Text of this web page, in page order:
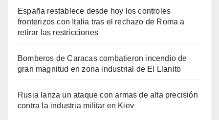
España restablece desde hoy los controles
fronterizos con Italia tras el rechazo de Roma a
retirar las restricciones
Bomberos de Caracas combatieron incendio de
gran magnitud en zona industrial de El Llanito
Rusia lanza un ataque con armas de alta precisión
contra la industria militar en Kiev